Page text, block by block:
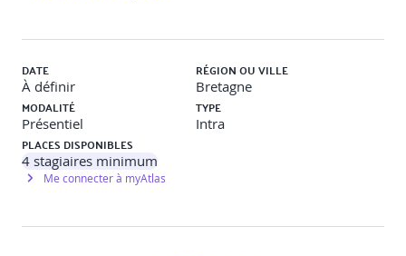
DATE
À définir
RÉGION OU VILLE
Bretagne
MODALITÉ
Présentiel
TYPE
Intra
PLACES DISPONIBLES
4 stagiaires minimum
Me connecter à myAtlas